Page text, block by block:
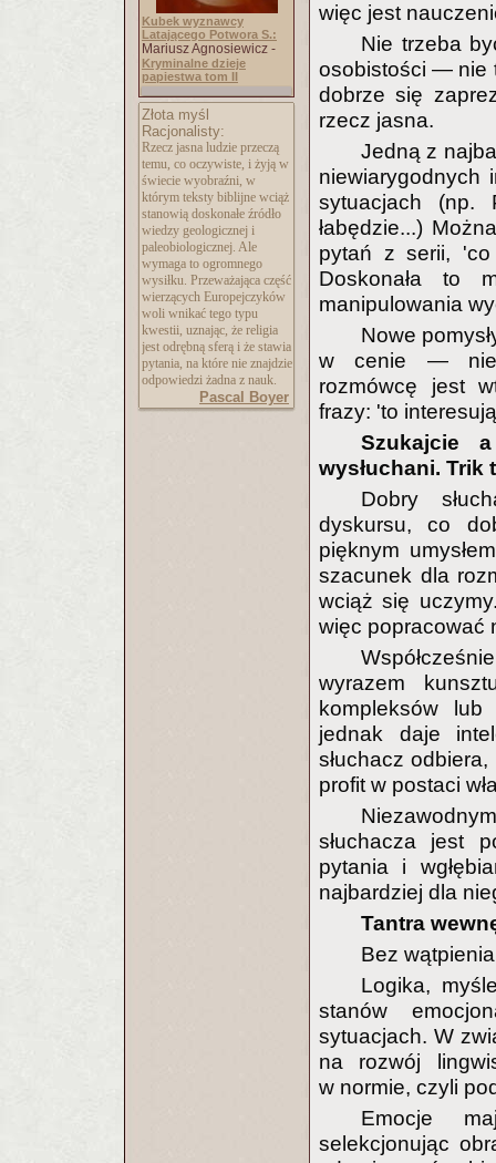
Kubek wyznawcy
Latającego Potwora S.:
Mariusz Agnosiewicz -
Kryminalne dzieje
papiestwa tom II
Złota myśl
Racjonalisty:
Rzecz jasna ludzie przeczą
temu, co oczywiste, i żyją w
świecie wyobraźni, w
którym teksty biblijne wciąż
stanowią doskonałe źródło
wiedzy geologicznej i
paleobiologicznej. Ale
wymaga to ogromnego
wysiłku. Przeważająca część
wierzących Europejczyków
woli wnikać tego typu
kwestii, uznając, że religia
jest odrębną sferą i że stawia
pytania, na które nie znajdzie
odpowiedzi żadna z nauk.
Pascal Boyer
więc jest
Nie trzeba
osobistości — nie
dobrze się
rzecz jasna.
Jedną z
niewiarygodnych
sytuacjach (np.
łabędzie...)
pytań z serii, 'co
Doskonała to
manipulowania
Nowe
w cenie —
rozmówcę jest
frazy: 'to
Szukajcie
wysłuchani.
Dobry
dyskursu, co
pięknym
szacunek dla
wciąż się
więc popracować
wyrazem
kompleksów lub
jednak daje
słuchacz
profit w postaci
słuchacza jest
pytania i
najbardziej dla
Tantra
Bez
Logika,
stanów
sytuacjach. W
na rozwój
w normie, czyli
Emocje
selekcjonując